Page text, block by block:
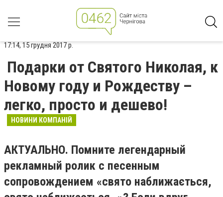
17:14, 15 грудня 2017 р.
Подарки от Святого Николая, к
Новому году и Рождеству –
легко, просто и дешево!
НОВИНИ КОМПАНІЙ
АКТУАЛЬНО. Помните легендарный
рекламный ролик с песенным
сопровождением «свято наближається,